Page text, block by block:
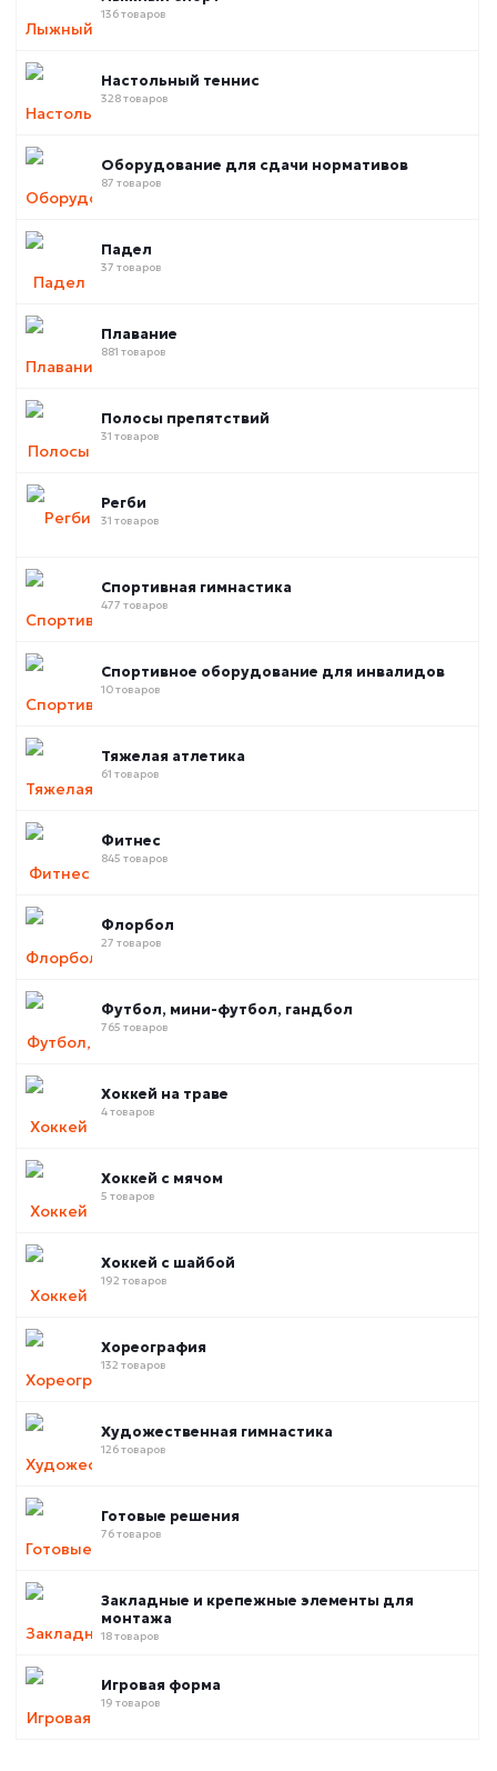
136 товаров
Настольный теннис
328 товаров
Оборудование для сдачи нормативов
87 товаров
Падел
37 товаров
Плавание
881 товаров
Полосы препятствий
31 товаров
Регби
31 товаров
Спортивная гимнастика
477 товаров
Спортивное оборудование для инвалидов
10 товаров
Тяжелая атлетика
61 товаров
Фитнес
845 товаров
Флорбол
27 товаров
Футбол, мини-футбол, гандбол
765 товаров
Хоккей на траве
4 товаров
Хоккей с мячом
5 товаров
Хоккей с шайбой
192 товаров
Хореография
132 товаров
Художественная гимнастика
126 товаров
Готовые решения
76 товаров
Закладные и крепежные элементы для
монтажа
18 товаров
Игровая форма
19 товаров